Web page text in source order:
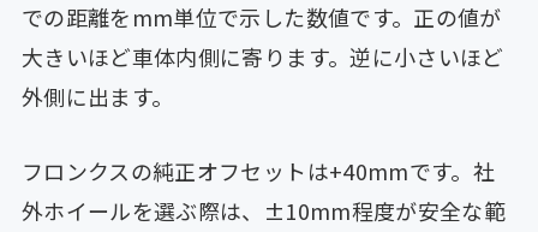
での距離をmm単位で示した数値です。正の値が
大きいほど車体内側に寄ります。逆に小さいほど
外側に出ます。
フロンクスの純正オフセットは+40mmです。社
外ホイールを選ぶ際は、±10mm程度が安全な範